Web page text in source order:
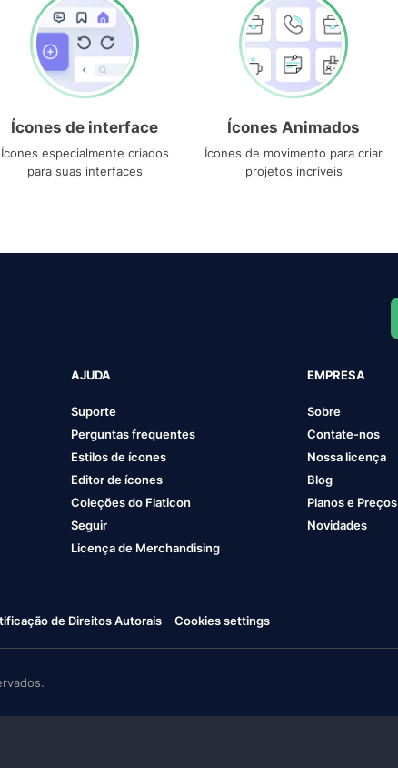
Ícones de interface
Ícones especialmente criados
para suas interfaces
Ícones Animados
Ícones de movimento para criar
projetos incríveis
AJUDA
Suporte
Perguntas frequentes
Estilos de ícones
Editor de ícones
Coleções do Flaticon
Seguir
Licença de Merchandising
EMPRESA
Sobre
Contate-nos
Nossa licença
Blog
Planos e Preços
Novidades
de Direitos Autorais Cookies settings